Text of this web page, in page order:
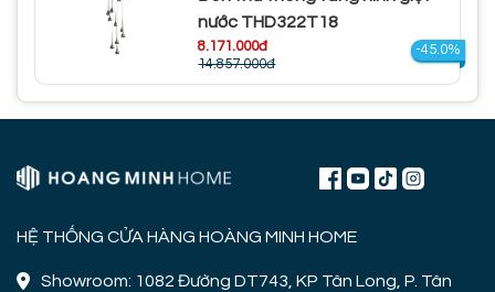
nước THD322T18
8.171.000đ
14.857.000đ
-45.0%
HỆ THỐNG CỬA HÀNG HOÀNG MINH HOME
Showroom: 1082 Đường DT743, KP Tân Long, P. Tân